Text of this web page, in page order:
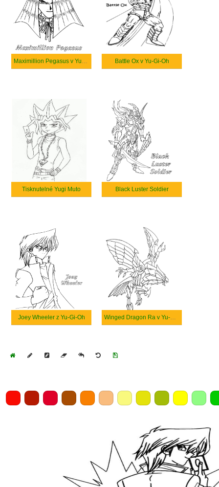
Maximillion Pegasus v Yu-Gi-Oh Battle Ox v Yu-Gi-Oh
Tisknutelné Yugi Muto Black Luster Soldier
Joey Wheeler z Yu-Gi-Oh Winged Dragon Ra v Yu-Gi-Oh